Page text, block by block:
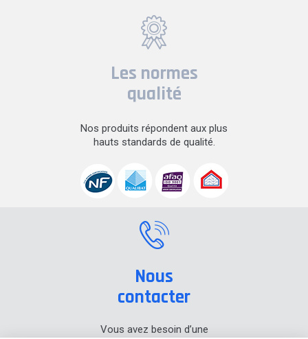
Les normes
qualité
Nos produits répondent aux plus
hauts standards de qualité.
Nous
contacter
Vous avez besoin d’une